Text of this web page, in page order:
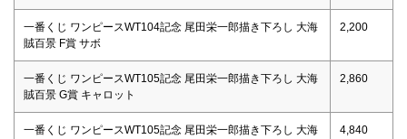
一番くじ ワンピースWT104記念 尾田栄一郎描き下ろし 大海
賊百景 F賞 サボ
2,200
一番くじ ワンピースWT105記念 尾田栄一郎描き下ろし 大海
賊百景 G賞 キャロット
2,860
一番くじ ワンピースWT105記念 尾田栄一郎描き下ろし 大海
4,840